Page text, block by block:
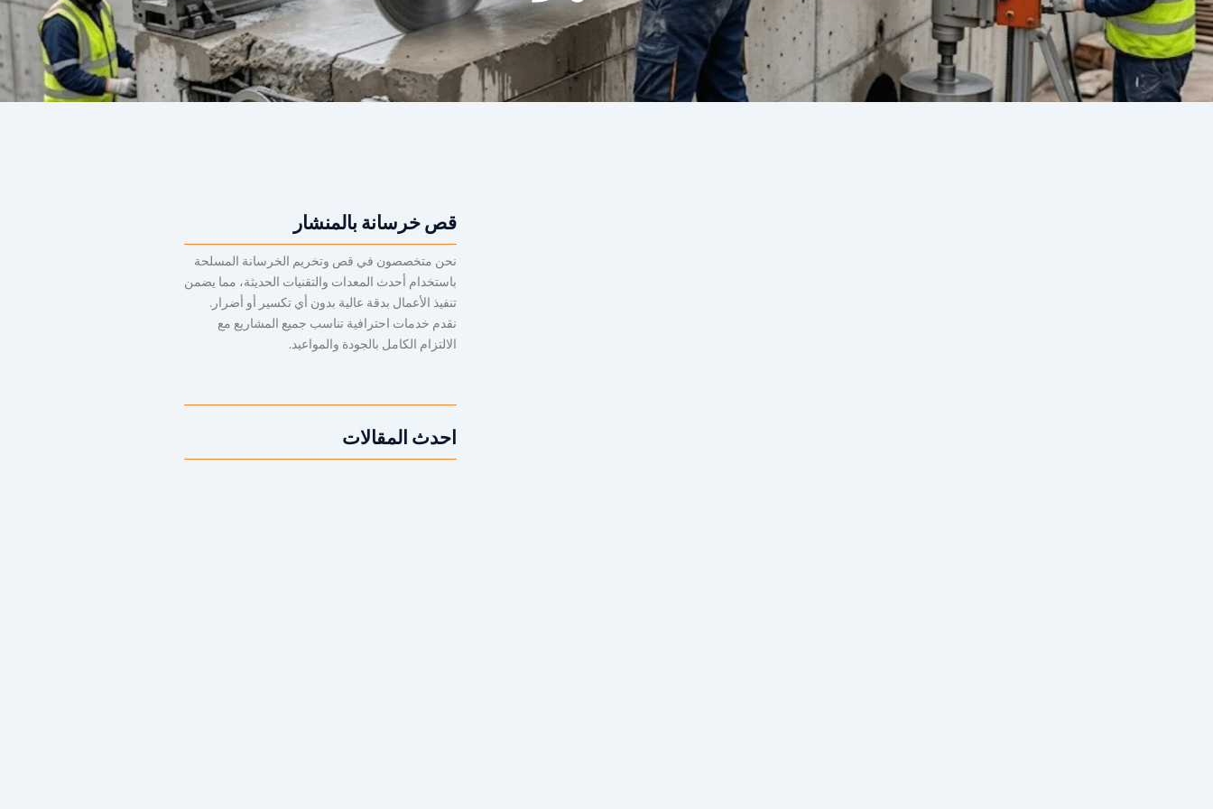
قص خرسانة بالمنشار
نحن متخصصون في قص وتخريم الخرسانة المسلحة
باستخدام أحدث المعدات والتقنيات الحديثة، مما يضمن
تنفيذ الأعمال بدقة عالية بدون أي تكسير أو أضرار.
نقدم خدمات احترافية تناسب جميع المشاريع مع
الالتزام الكامل بالجودة والمواعيد.
احدث المقالات